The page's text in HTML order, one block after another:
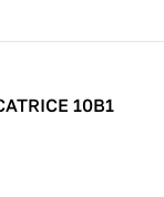
10В1